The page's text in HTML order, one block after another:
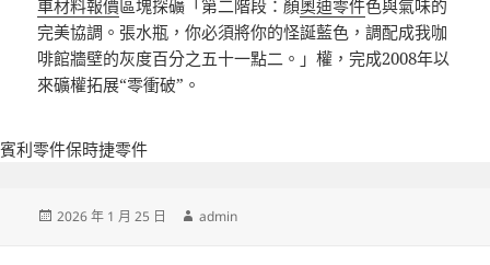
車材料報價區塊探礦「第二階段：顏奧迪零件色與氣味的
完美協調。張水瓶，你必須將你的怪誕藍色，調配成我咖
啡館牆壁的灰度百分之五十一點二。」權，完成2008年以
來礦權拓展“零衝破”。
賓利零件保時捷零件
發
2026 年 1 月 25 日
作
admin